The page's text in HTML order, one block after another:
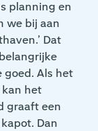
planning en
we bij aan
Dat
goed. Als het
het
graaft een
Dan